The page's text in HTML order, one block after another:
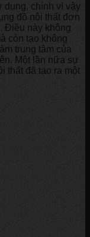
dụng, chính vì vậy
đồ nội thất đơn
Điều này không
còn tạo không
trung tâm của
Một lần nữa sự
thất đã tạo ra một